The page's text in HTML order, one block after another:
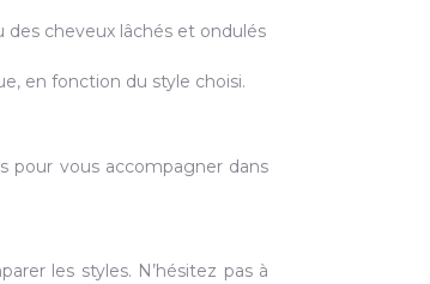
cheveux lâchés et ondulés
en fonction du style choisi.
pour vous accompagner dans
les styles. N’hésitez pas à